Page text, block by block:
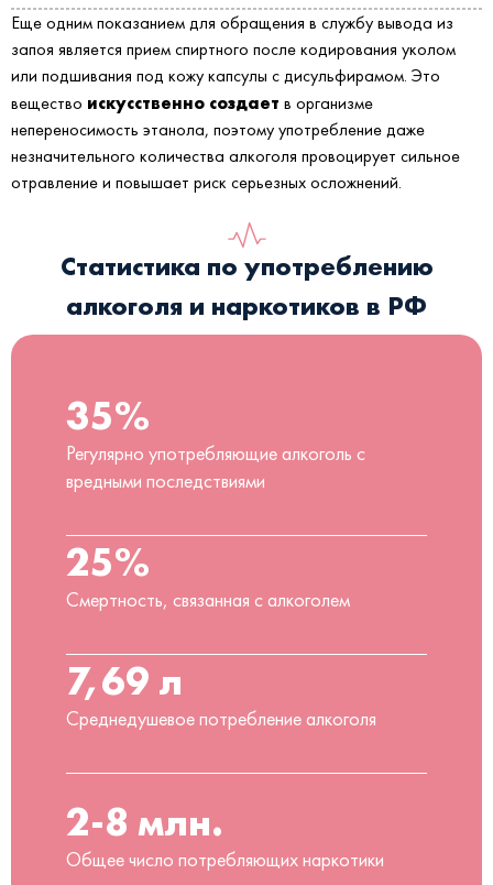
Еще одним показанием для обращения в службу вывода из
запоя является прием спиртного после кодирования уколом
или подшивания под кожу капсулы с дисульфирамом. Это
вещество искусственно создает в организме
непереносимость этанола, поэтому употребление даже
незначительного количества алкоголя провоцирует сильное
отравление и повышает риск серьезных осложнений.
Статистика по употреблению
алкоголя и наркотиков в РФ
35%
Регулярно употребляющие алкоголь с
вредными последствиями
25%
Смертность, связанная с алкоголем
7,69 л
Среднедушевое потребление алкоголя
2-8 млн.
Общее число потребляющих наркотики